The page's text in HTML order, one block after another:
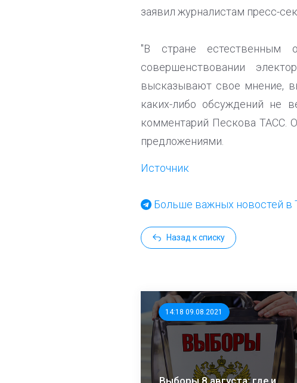
заявил журналистам пресс-
"В стране естественным
совершенствовании
высказывают свое мнение,
каких-либо обсуждений не
комментарий Пескова ТАСС.
предложениями.
Источник
Больше важных новостей в
Назад к списку
14:18 09.08.2021